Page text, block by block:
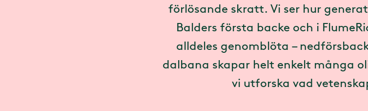
förlösande skratt. Vi ser hur
Balders första backe och i
alldeles genomblöta –
dalbana skapar helt enkelt många
vi utforska vad